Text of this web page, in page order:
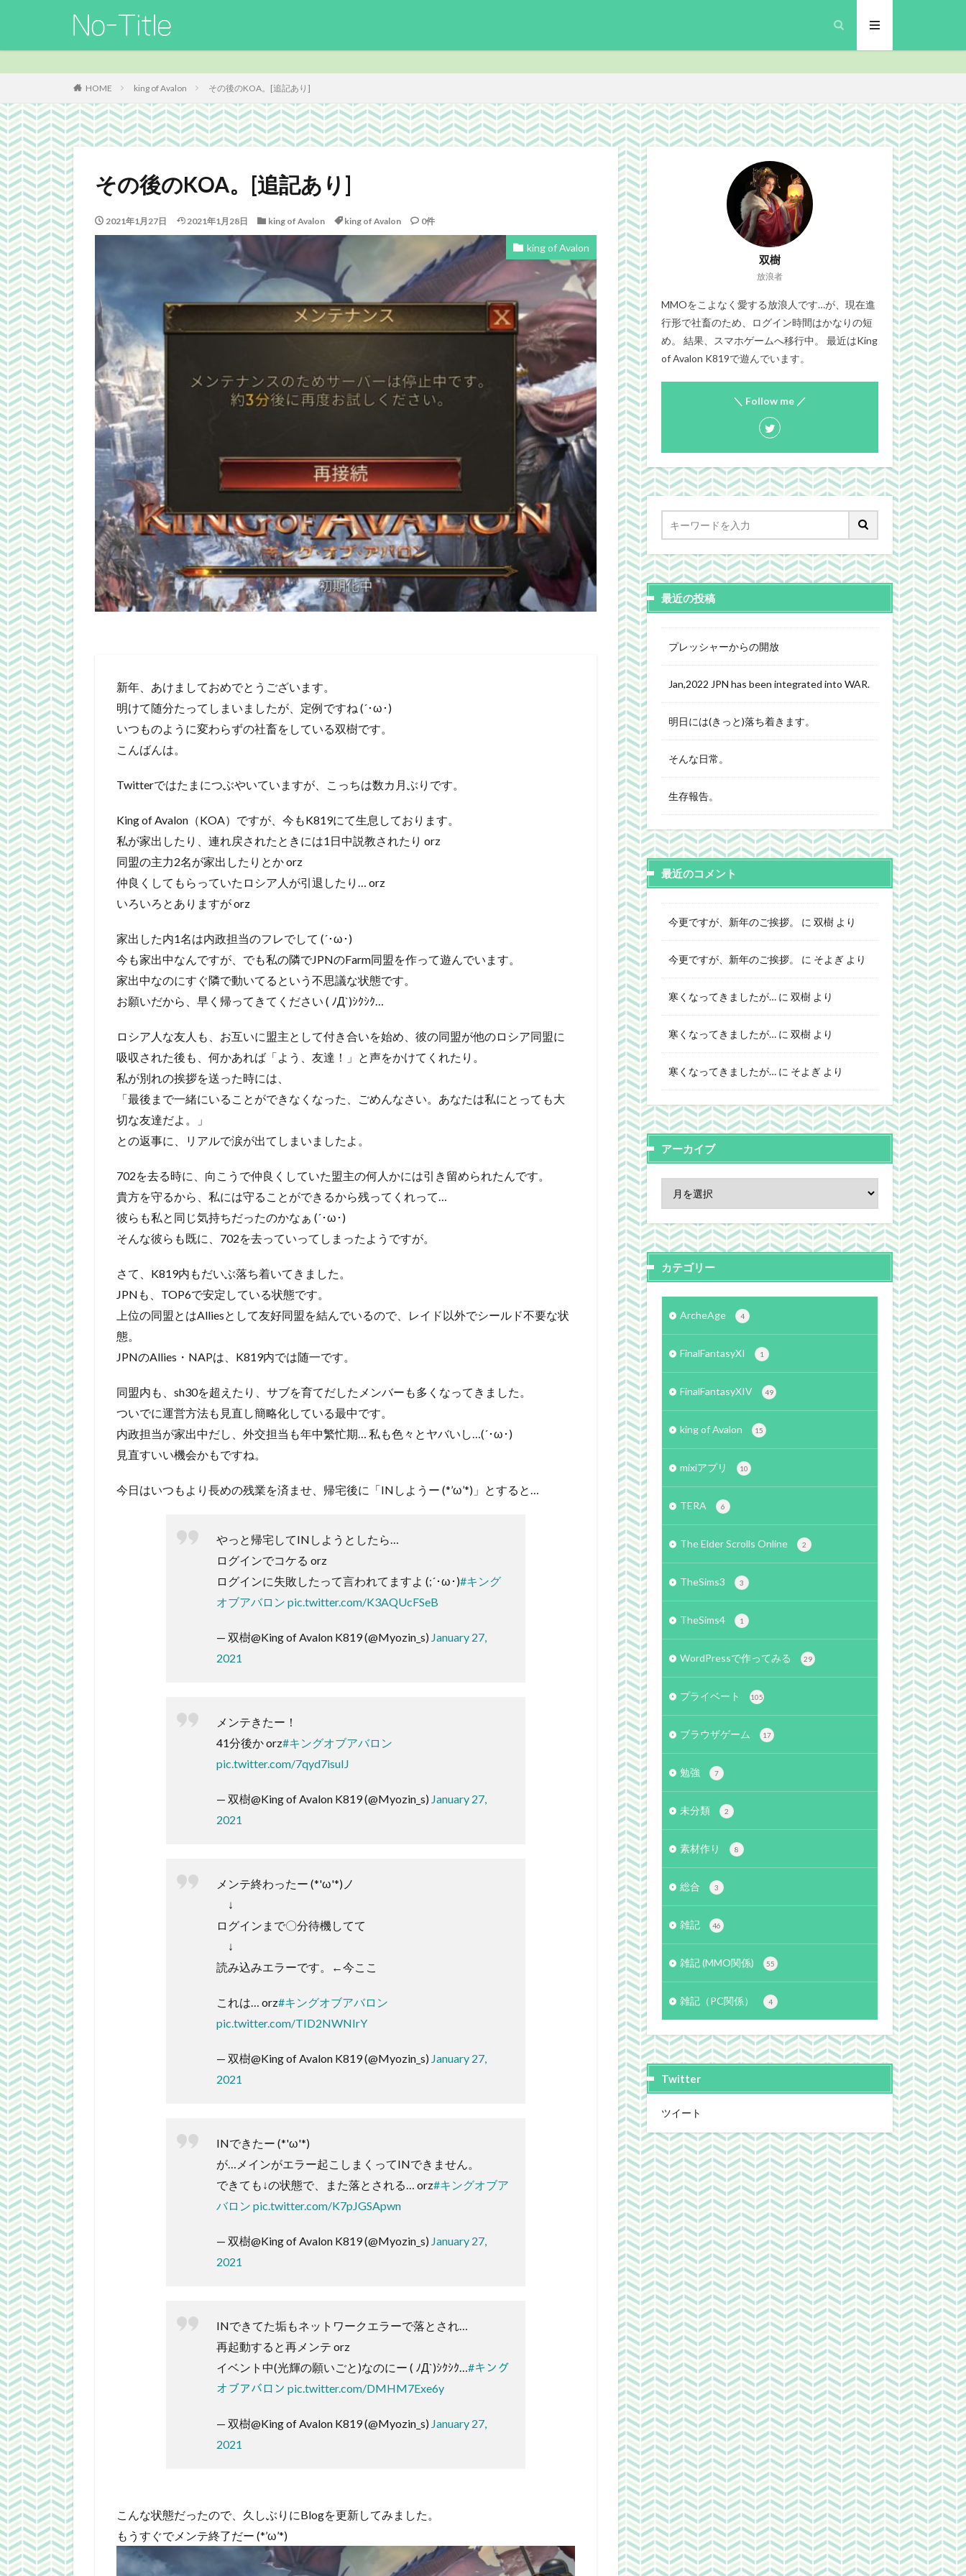
HOME king of Avalon その後のKOA。[追記あり]
その後のKOA。[追記あり]
2021年1月27日 2021年1月28日 king of Avalon king of Avalon 0件
king of Avalon
新年、あけましておめでとうございます。
明けて随分たってしまいましたが、定例ですね (´･ω･)
いつものように変わらずの社畜をしている双樹です。
こんばんは。
Twitterではたまにつぶやいていますが、こっちは数カ月ぶりです。
King of Avalon（KOA）ですが、今もK819にて生息しております。
私が家出したり、連れ戻されたときには1日中説教されたり orz
同盟の主力2名が家出したりとか orz
仲良くしてもらっていたロシア人が引退したり… orz
いろいろとありますが orz
家出した内1名は内政担当のフレでして (´･ω･)
今も家出中なんですが、でも私の隣でJPNのFarm同盟を作って遊んでいます。
家出中なのにすぐ隣で動いてるという不思議な状態です。
お願いだから、早く帰ってきてください ( ﾉД`)ｼｸｼｸ…
ロシア人な友人も、お互いに盟主として付き合いを始め、彼の同盟が他のロシア同盟に
吸収された後も、何かあれば「よう、友達！」と声をかけてくれたり。
私が別れの挨拶を送った時には、
「最後まで一緒にいることができなくなった、ごめんなさい。あなたは私にとっても大
切な友達だよ。」
との返事に、リアルで涙が出てしまいましたよ。
702を去る時に、向こうで仲良くしていた盟主の何人かには引き留められたんです。
貴方を守るから、私には守ることができるから残ってくれって…
彼らも私と同じ気持ちだったのかなぁ (´･ω･)
そんな彼らも既に、702を去っていってしまったようですが。
さて、K819内もだいぶ落ち着いてきました。
JPNも、TOP6で安定している状態です。
上位の同盟とはAlliesとして友好同盟を結んでいるので、レイド以外でシールド不要な状
態。
JPNのAllies・NAPは、K819内では随一です。
同盟内も、sh30を超えたり、サブを育てだしたメンバーも多くなってきました。
ついでに運営方法も見直し簡略化している最中です。
内政担当が家出中だし、外交担当も年中繁忙期… 私も色々とヤバいし…(´･ω･)
見直すいい機会かもですね。
今日はいつもより長めの残業を済ませ、帰宅後に「INしようー (*’ω’*)」とすると…
やっと帰宅してINしようとしたら…
ログインでコケる orz
ログインに失敗したって言われてますよ (;´･ω･)#キング
オブアバロン pic.twitter.com/K3AQUcFSeB
— 双樹@King of Avalon K819 (@Myozin_s) January 27,
2021
メンテきたー！
41分後か orz#キングオブアバロン
pic.twitter.com/7qyd7isuIJ
— 双樹@King of Avalon K819 (@Myozin_s) January 27,
2021
メンテ終わったー (*'ω'*)ノ
↓
ログインまで〇分待機してて
↓
読み込みエラーです。←今ここ
これは… orz#キングオブアバロン
pic.twitter.com/TID2NWNIrY
— 双樹@King of Avalon K819 (@Myozin_s) January 27,
2021
INできたー (*'ω'*)
が…メインがエラー起こしまくってINできません。
できても↓の状態で、また落とされる… orz#キングオブア
バロン pic.twitter.com/K7pJGSApwn
— 双樹@King of Avalon K819 (@Myozin_s) January 27,
2021
INできてた垢もネットワークエラーで落とされ…
再起動すると再メンテ orz
イベント中(光輝の願いごと)なのにー ( ﾉД`)ｼｸｼｸ… #キング
オブアバロン pic.twitter.com/DMHM7Exe6y
— 双樹@King of Avalon K819 (@Myozin_s) January 27,
2021
こんな状態だったので、久しぶりにBlogを更新してみました。
もうすぐでメンテ終了だー (*’ω’*)
双樹
放浪者
MMOをこよなく愛する放浪人です…が、現在進
行形で社畜のため、ログイン時間はかなりの短
め。 結果、スマホゲームへ移行中。 最近はKing
of Avalon K819で遊んでいます。
＼ Follow me ／
最近の投稿
プレッシャーからの開放
Jan,2022 JPN has been integrated into WAR.
明日には(きっと)落ち着きます。
そんな日常。
生存報告。
最近のコメント
今更ですが、新年のご挨拶。 に 双樹 より
今更ですが、新年のご挨拶。 に そよぎ より
寒くなってきましたが… に 双樹 より
寒くなってきましたが… に 双樹 より
寒くなってきましたが… に そよぎ より
アーカイブ
カテゴリー
ArcheAge 4
FinalFantasyXI 1
FinalFantasyXIV 49
king of Avalon 15
mixiアプリ 10
TERA 6
The Elder Scrolls Online 2
TheSims3 3
TheSims4 1
WordPressで作ってみる 29
プライベート 105
ブラウザゲーム 17
勉強 7
未分類 2
素材作り 8
総合 3
雑記 46
雑記 (MMO関係) 55
雑記（PC関係） 4
Twitter
ツイート
カテゴリー
タグ
ArcheAge Benchmark download Facebook FF14 FinalFantasyⅪ
FinalFantasyXIV
mixiアプリ
MO
Nucleus Screenshot security
WebDesign
Webgraphics
wordpress WorldNews サービス終了
三國志Online 佐川クオリティ 動画 口蹄疫 国政
携帯
改装 日常生活 泣ける話 警報 雑記
検索